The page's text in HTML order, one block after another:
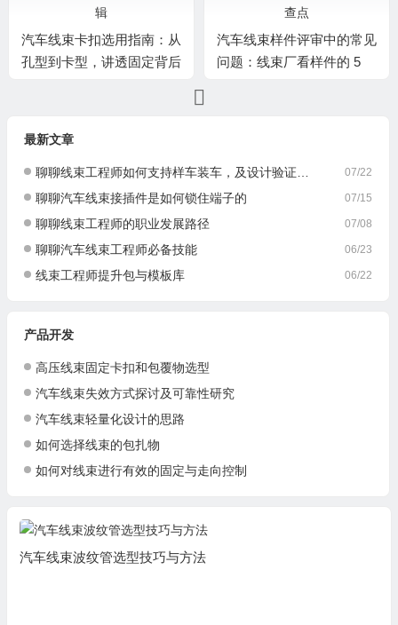
汽车线束卡扣选用指南：从
孔型到卡型，讲透固定背后
汽车线束样件评审中的常见
问题：线束厂看样件的 5
最新文章
07/22
聊聊线束工程师如何支持样车装车，及设计验证与优化
07/15
聊聊汽车线束接插件是如何锁住端子的
07/08
聊聊线束工程师的职业发展路径
06/23
聊聊汽车线束工程师必备技能
06/22
线束工程师提升包与模板库
产品开发
高压线束固定卡扣和包覆物选型
汽车线束失效方式探讨及可靠性研究
汽车线束轻量化设计的思路
如何选择线束的包扎物
如何对线束进行有效的固定与走向控制
汽车线束波纹管选型技巧与方法